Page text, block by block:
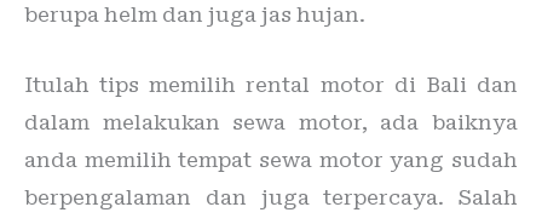
berupa helm dan juga jas hujan.
Itulah tips memilih rental motor di Bali dan
dalam melakukan sewa motor, ada baiknya
anda memilih tempat sewa motor yang sudah
berpengalaman dan juga terpercaya. Salah